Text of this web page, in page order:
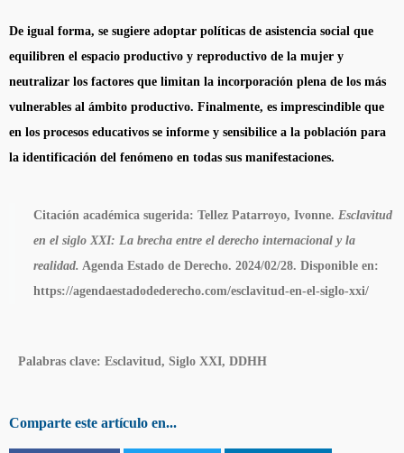
De igual forma, se sugiere adoptar políticas de asistencia social que
equilibren el espacio productivo y reproductivo de la mujer y
neutralizar los factores que limitan la incorporación plena de los más
vulnerables al ámbito productivo. Finalmente, es imprescindible que
en los procesos educativos se informe y sensibilice a la población para
la identificación del fenómeno en todas sus manifestaciones.
Citación académica sugerida: Tellez Patarroyo, Ivonne. Esclavitud
en el siglo XXI: La brecha entre el derecho internacional y la
realidad. Agenda Estado de Derecho. 2024/02/28. Disponible en:
https://agendaestadodederecho.com/esclavitud-en-el-siglo-xxi/
Palabras clave: Esclavitud, Siglo XXI, DDHH
Comparte este artículo en...